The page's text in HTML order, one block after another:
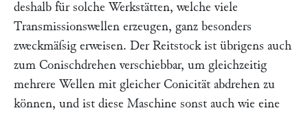
deshalb für solche Werkstätten, welche viele
Transmissionswellen erzeugen, ganz besonders
zweckmäſsig erweisen. Der Reitstock ist übrigens auch
zum Conischdrehen verschiebbar, um gleichzeitig
mehrere Wellen mit gleicher Conicität abdrehen zu
können, und ist diese Maschine sonst auch wie eine